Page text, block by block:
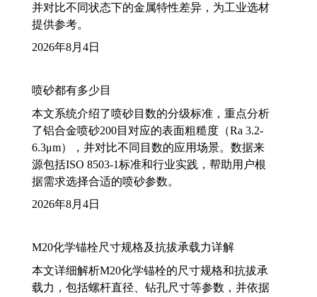
并对比不同状态下的金属特性差异，为工业选材
提供参考。
2026年8月4日
喷砂都有多少目
本文系统介绍了喷砂目数的分级标准，重点分析
了铝合金喷砂200目对应的表面粗糙度（Ra 3.2-
6.3μm），并对比不同目数的应用场景。数据来
源包括ISO 8503-1标准和行业实践，帮助用户根
据需求选择合适的喷砂参数。
2026年8月4日
M20化学锚栓尺寸规格及抗拔承载力详解
本文详细解析M20化学锚栓的尺寸规格和抗拔承
载力，包括螺杆直径、钻孔尺寸等参数，并依据